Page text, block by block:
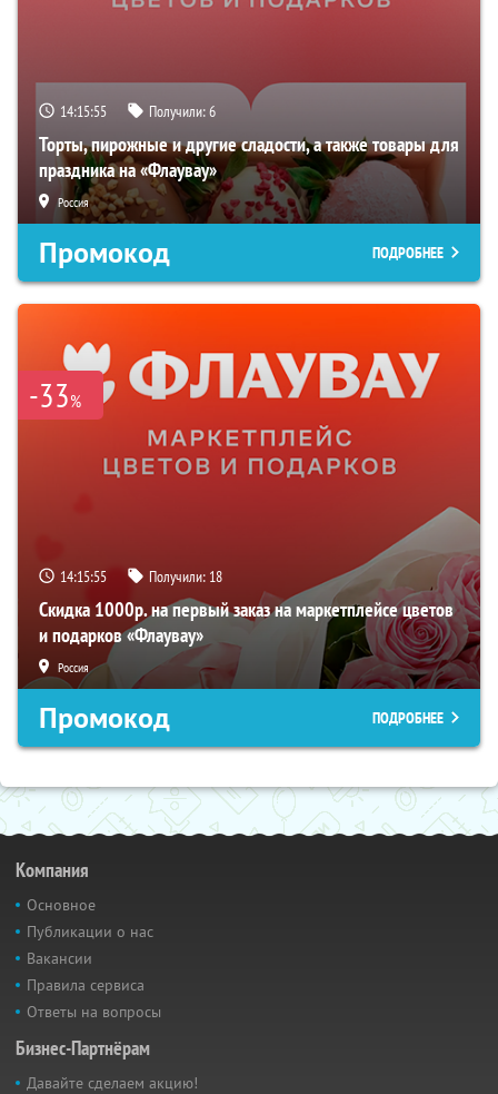
14:15:54 Получили:6
Торты, пирожные и другие сладости, а также товары для
праздника на «Флаувау»
Россия
Промокод ПОДРОБНЕЕ
-33%
14:15:54 Получили: 18
Скидка 1000р. на первый заказ на маркетплейсе цветов
и подарков «Флаувау»
Россия
Промокод ПОДРОБНЕЕ
Компания
Основное
Публикации о нас
Вакансии
Правила сервиса
Ответы на вопросы
Бизнес-Партнёрам
Давайте сделаем акцию!